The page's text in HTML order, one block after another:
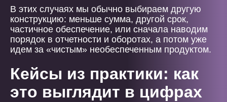
В этих случаях мы обычно выбираем другую
конструкцию: меньше сумма, другой срок,
частичное обеспечение, или сначала наводим
порядок в отчетности и оборотах, а потом уже
идем за «чистым» необеспеченным продуктом.
Кейсы из практики: как
это выглядит в цифрах